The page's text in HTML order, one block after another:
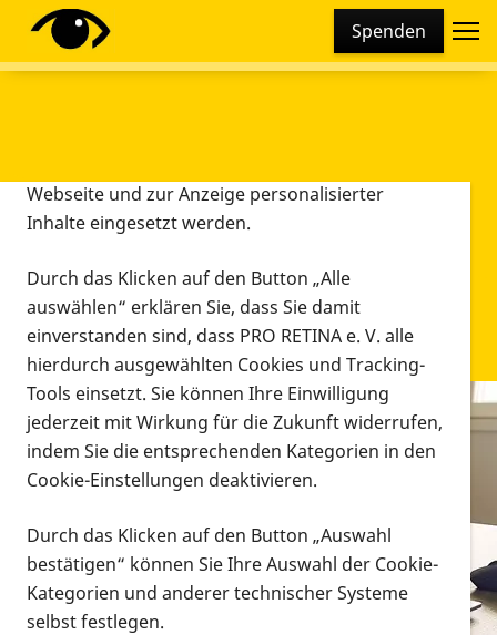
Spenden
Infomaterial
Infomaterial
Vorlesen
Alle Infomaterialien in verschiedenen
Formaten an einem Ort
Diese Webseite setzt verschiedene Cookies und
Tracking-Tools ein. Dies beinhaltet Cookies und
Webseite und zur Anzeige personalisierter
Inhalte eingesetzt werden.
Durch das Klicken auf den Button „Alle
auswählen“ erklären Sie, dass Sie damit
einverstanden sind, dass PRO RETINA e. V. alle
hierdurch ausgewählten Cookies und Tracking-
Tools einsetzt. Sie können Ihre Einwilligung
jederzeit mit Wirkung für die Zukunft widerrufen,
indem Sie die entsprechenden Kategorien in den
Cookie-Einstellungen deaktivieren.
Durch das Klicken auf den Button „Auswahl
bestätigen“ können Sie Ihre Auswahl der Cookie-
Kategorien und anderer technischer Systeme
selbst festlegen.